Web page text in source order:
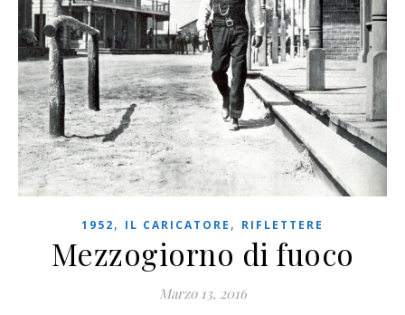
1952, IL CARICATORE , RIFLETTERE
Mezzogiorno di fuoco
Marzo 13, 2016